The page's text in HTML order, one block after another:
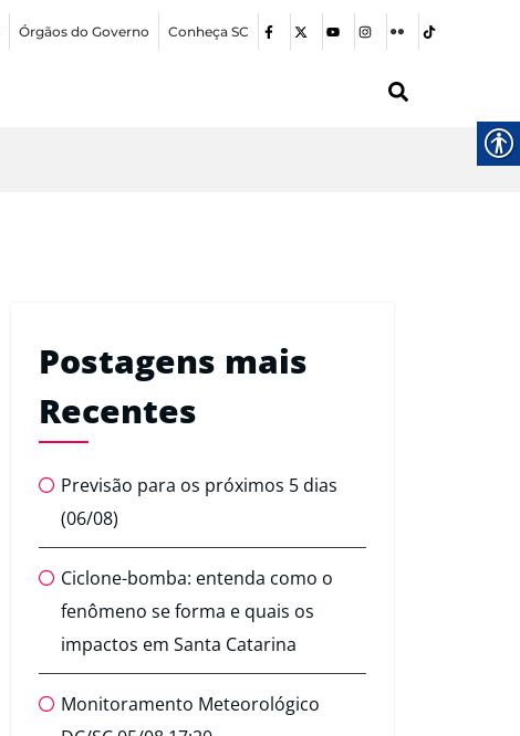
Órgãos do Governo Conheça SC
Postagens mais
Recentes
Previsão para os próximos 5 dias
(06/08)
Ciclone-bomba: entenda como o
fenômeno se forma e quais os
impactos em Santa Catarina
Monitoramento Meteorológico